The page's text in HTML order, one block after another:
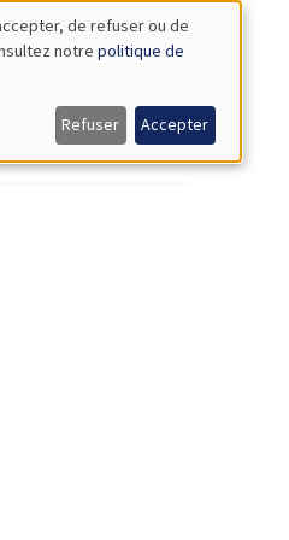
de refuser ou de
notre politique de
Refuser Accepter